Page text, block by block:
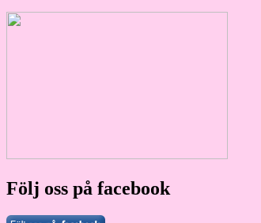
Följ oss på facebook